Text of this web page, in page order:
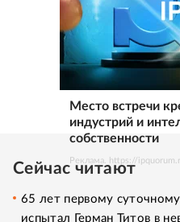
Место встречи
индустрий и
собственности
Реклама. https://
Сейчас читают
65 лет первому
испытал Герман Титов в